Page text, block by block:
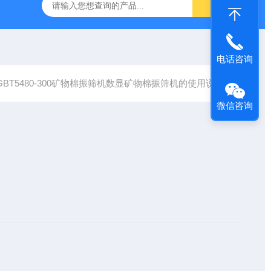
钢结构防火涂料测厚仪 砂基透水砖透水速率试验装置
300矿物棉振筛机数显矿物棉振筛机的使用说明
电话咨询
微信咨询